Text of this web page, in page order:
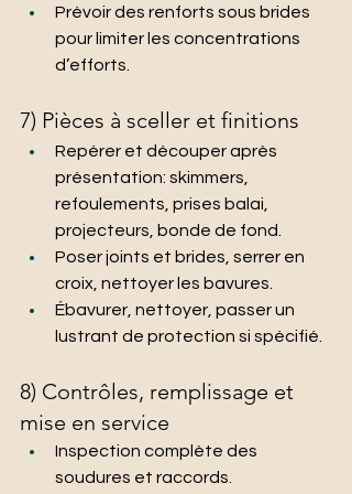
Prévoir des renforts sous brides
pour limiter les concentrations
d’efforts.
7) Pièces à sceller et finitions
Repérer et découper après
présentation: skimmers,
refoulements, prises balai,
projecteurs, bonde de fond.
Poser joints et brides, serrer en
croix, nettoyer les bavures.
Ébavurer, nettoyer, passer un
lustrant de protection si spécifié.
8) Contrôles, remplissage et
mise en service
Inspection complète des
soudures et raccords.